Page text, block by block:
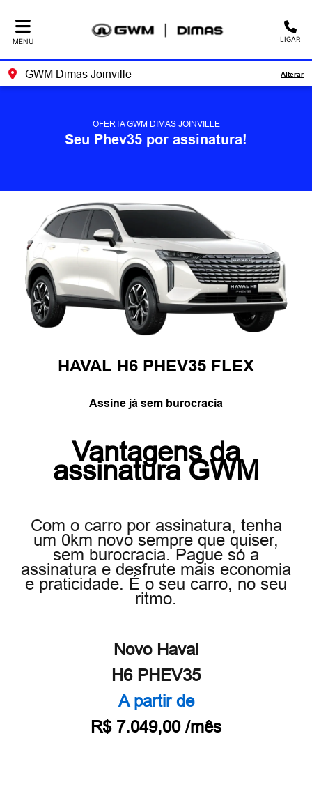
MENU LIGAR
GWM Dimas Joinville Alterar
OFERTA GWM DIMAS JOINVILLE
Seu Phev35 por assinatura!
HAVAL H6 PHEV35 FLEX
Assine já sem burocracia
Vantagens da
assinatura GWM
Com o carro por assinatura, tenha
um 0km novo sempre que quiser,
sem burocracia. Pague só a
assinatura e desfrute mais economia
e praticidade. É o seu carro, no seu
ritmo.
Novo Haval
H6 PHEV35
A partir de
R$ 7.049,00 /mês